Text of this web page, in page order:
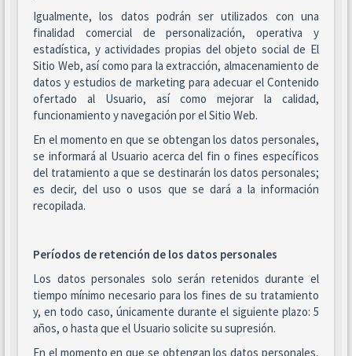
Igualmente, los datos podrán ser utilizados con una
finalidad comercial de personalización, operativa y
estadística, y actividades propias del objeto social de El
Sitio Web, así como para la extracción, almacenamiento de
datos y estudios de marketing para adecuar el Contenido
ofertado al Usuario, así como mejorar la calidad,
funcionamiento y navegación por el Sitio Web.
En el momento en que se obtengan los datos personales,
se informará al Usuario acerca del fin o fines específicos
del tratamiento a que se destinarán los datos personales;
es decir, del uso o usos que se dará a la información
recopilada.
Períodos de retención de los datos personales
Los datos personales solo serán retenidos durante el
tiempo mínimo necesario para los fines de su tratamiento
y, en todo caso, únicamente durante el siguiente plazo: 5
años, o hasta que el Usuario solicite su supresión.
En el momento en que se obtengan los datos personales,